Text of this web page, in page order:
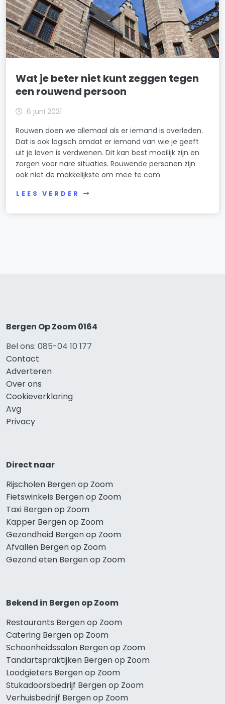
Wat je beter niet kunt zeggen tegen
een rouwend persoon
6 juni 2021
Rouwen doen we allemaal als er iemand is overleden.
Dat is ook logisch omdat er iemand van wie je geeft
uit je leven is verdwenen. Dit kan best moeilijk zijn en
zorgen voor nare situaties. Rouwende personen zijn
ook niet de makkelijkste om mee te com
LEES VERDER
Bergen Op Zoom 0164
Bel ons: 085-04 10 177
Contact
Adverteren
Over ons
Cookieverklaring
Avg
Privacy
Direct naar
Rijscholen Bergen op Zoom
Fietswinkels Bergen op Zoom
Taxi Bergen op Zoom
Kapper Bergen op Zoom
Gezondheid Bergen op Zoom
Afvallen Bergen op Zoom
Gezond eten Bergen op Zoom
Bekend in Bergen op Zoom
Restaurants Bergen op Zoom
Catering Bergen op Zoom
Schoonheidssalon Bergen op Zoom
Tandartspraktijken Bergen op Zoom
Loodgieters Bergen op Zoom
Stukadoorsbedrijf Bergen op Zoom
Verhuisbedrijf Bergen op Zoom